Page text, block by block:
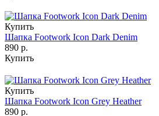
Купить
Шапка Footwork Icon Dark Denim
890 р.
Купить
Купить
Шапка Footwork Icon Grey Heather
890 р.